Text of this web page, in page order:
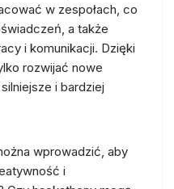
w zespołach, co
a także
i komunikacji. Dzięki
rozwijać nowe
i bardziej
wprowadzić, aby
i